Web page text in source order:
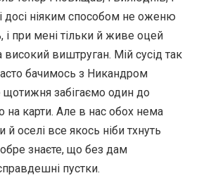
досі ніяким способом не оженю
і при мені тільки й живе оцей
високий виштруган. Мій сусід так
бачимось з Никандром
забігаємо один до
на карти. Але в нас обох нема
й оселі все якось ніби тхнуть
знаєте, що без дам
пустки.